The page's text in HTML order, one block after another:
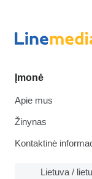
Įmonė
Apie mus
Žinynas
Kontaktinė
Lietuva /